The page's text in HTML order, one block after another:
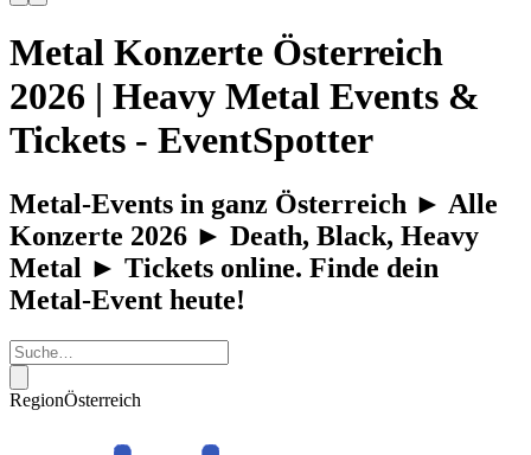
Metal Konzerte Österreich
2026 | Heavy Metal Events &
Tickets - EventSpotter
Metal-Events in ganz Österreich ► Alle
Konzerte 2026 ► Death, Black, Heavy
Metal ► Tickets online. Finde dein
Metal-Event heute!
RegionÖsterreich